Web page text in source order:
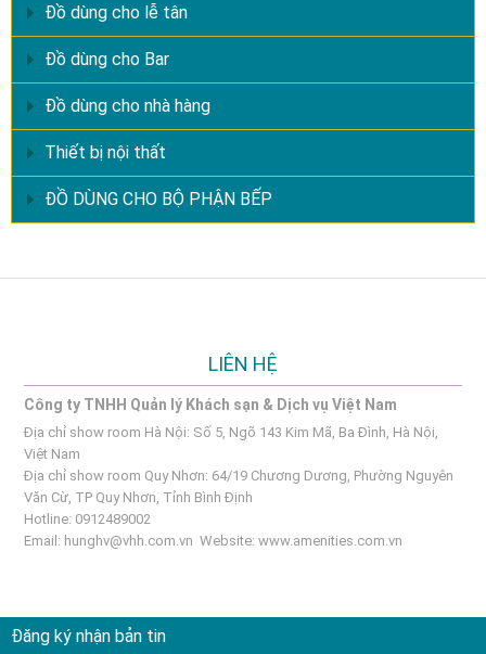
Đồ dùng cho lễ tân
Đồ dùng cho Bar
Đồ dùng cho nhà hàng
Thiết bị nội thất
ĐỒ DÙNG CHO BỘ PHẬN BẾP
LIÊN HỆ
Công ty TNHH Quản lý Khách sạn & Dịch vụ Việt Nam
Địa chỉ show room Hà Nội: Số 5, Ngõ 143 Kim Mã, Ba Đình, Hà Nội,
Việt Nam
Địa chỉ show room Quy Nhơn: 64/19 Chương Dương, Phường Nguyên
Văn Cừ, TP Quy Nhơn, Tỉnh Bình Định
Hotline: 0912489002
Email: hunghv@vhh.com.vn Website:www.amenities.com.vn
Đăng ký nhận bản tin